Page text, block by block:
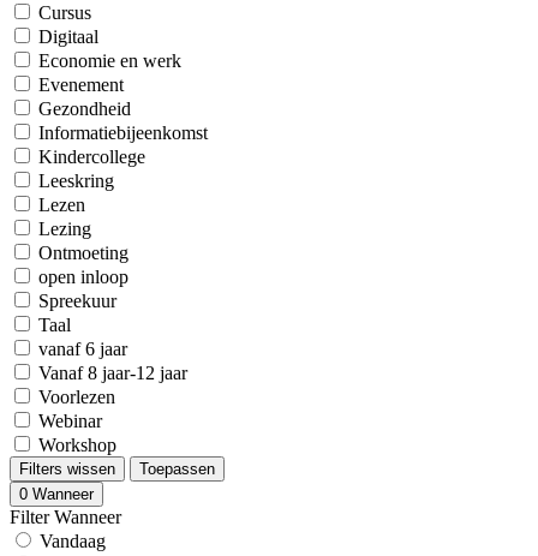
Cursus
Digitaal
Economie en werk
Evenement
Gezondheid
Informatiebijeenkomst
Kindercollege
Leeskring
Lezen
Lezing
Ontmoeting
open inloop
Spreekuur
Taal
vanaf 6 jaar
Vanaf 8 jaar-12 jaar
Voorlezen
Webinar
Workshop
Filters wissen
Toepassen
0 Wanneer
Filter Wanneer
Vandaag